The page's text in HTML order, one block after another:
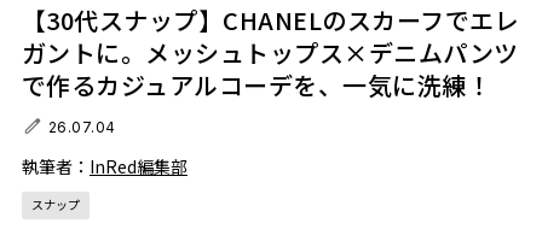
【30代スナップ】CHANELのスカーフでエレ
ガントに。メッシュトップス×デニムパンツ
で作るカジュアルコーデを、一気に洗練！
26.07.04
執筆者： InRed編集部
スナップ